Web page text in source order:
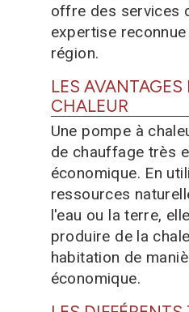
offre des services
expertise
région.
LES
CHALEUR
Une pompe à
de chauffage très
économique. En
ressources
l'eau ou la terre,
produire de la
habitation de
économique.